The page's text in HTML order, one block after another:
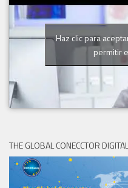
Haz clic para
permitir
THE GLOBAL CONECCTOR